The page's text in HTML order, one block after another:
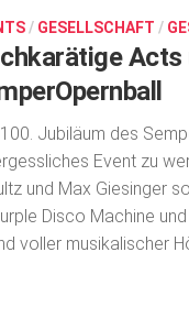
/ GESELLSCHAFT /
Jubiläum des
Event zu
und Max Giesinger
Disco Machine
voller musikalischer